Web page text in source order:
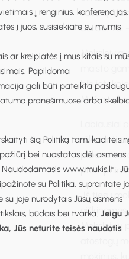
į renginius, konferencijas,
į juos, susisiekiate su mumis
ar kreipiatės į mus kitais su
Papildoma
gali būti pateikta
pranešimuose arba
šią Politiką tam, kad
bei nuostatas dėl asmens
www.mukis.lt .
su Politika, suprantate
su joje nurodytais Jūsų asmens
būdais bei tvarka. Jeigu
Jūs neturite teisės naudotis
vasarą.
darbo. Tai
maisto
Mažiau
tūkstantį
proc.
proc.
„Iš tiesų
Moksleivių
atostogų
mokinius,